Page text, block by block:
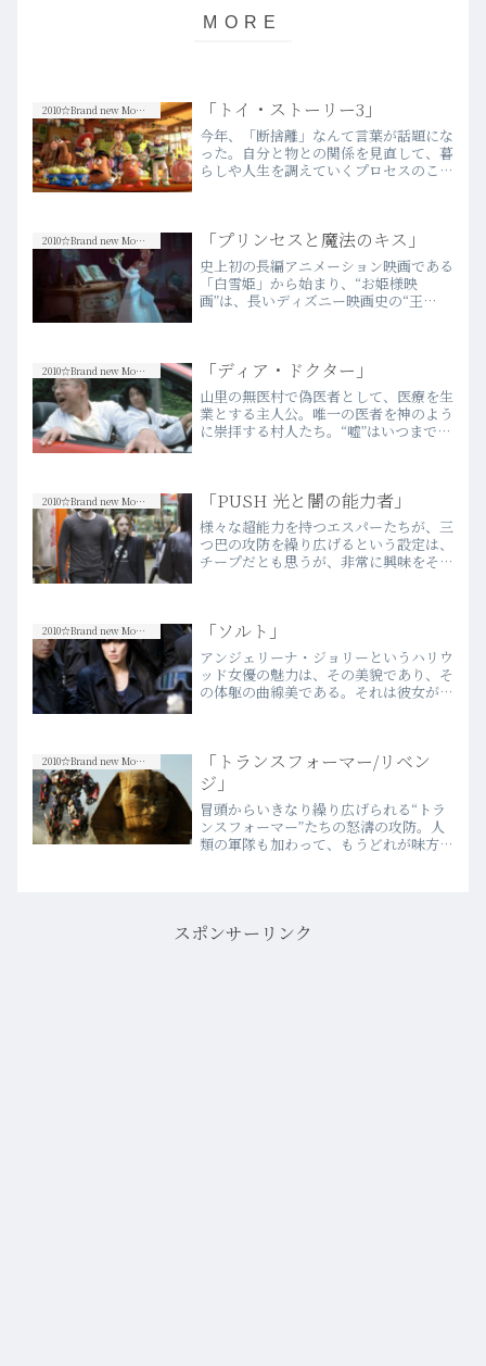
2010☆Brand new Movies 「トイ・ストーリー3」
今年、「断捨離」なんて言葉が話題にな
った。自分と物との関係を見直して、暮
らしや人生を調えていくプロセスのこと
ちゃ”に対してのことなの…more
2010☆Brand new Movies 「プリンセスと魔法のキス」
史上初の長編アニメーション映画である
「白雪姫」から始まり、“お姫様映
画”は、長いディズニー映画史の“王
供の頃から長年親しんだテイス…more
2010☆Brand new Movies 「ディア・ドクター」
山里の無医村で偽医者として、医療を生
業とする主人公。唯一の医者を神のよう
に崇拝する村人たち。“嘘”はいつまでも
とだ。たとえば、同じプ…more
2010☆Brand new Movies 「PUSH 光と闇の能力者」
様々な超能力を持つエスパーたちが、三
つ巴の攻防を繰り広げるという設定は、
チープだとも思うが、非常に興味をそそ
た。2005年の「宇宙戦…more
2010☆Brand new Movies 「ソルト」
アンジェリーナ・ジョリーというハリウ
ッド女優の魅力は、その美貌であり、そ
の体躯の曲線美である。それは彼女が、
ない。どんなにシリアス…more
2010☆Brand new Movies
「トランスフォーマー/リベン
ジ」
冒頭からいきなり繰り広げられる“トラ
ンスフォーマー”たちの怒濤の攻防。人
類の軍隊も加わって、もうどれが味方で
スポンサーリンク